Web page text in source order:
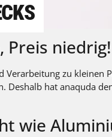
Preis niedrig!
zu kleinen
Deshalb hat anaquda
wie